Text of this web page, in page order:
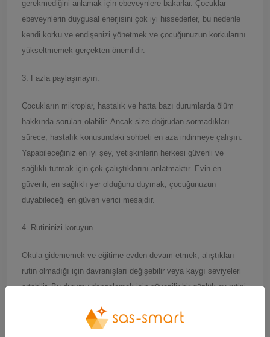
gerekmediğini anlamak için ebeveynlere bakarlar. Çocuklar
ebeveynlerin duygusal enerjisini çok iyi hissederler, bu nedenle
kendi korku ve endişenizi yönetmek ve çocuğunuzun korkularını
yükseltmemek gerçekten önemlidir.
3. Fazla paylaşmayın.
Çocukların mikroplar, hastalık ve hatta bazı durumlarda ölüm
hakkında soruları olabilir. Ancak size doğrudan sormadıkları
sürece, hastalık konusundaki sohbeti en aza indirmeye çalışın.
Yapabileceğiniz en iyi şey, yetişkinlerin herkesi güvenli ve
sağlıklı tutmak için çok çalıştıklarını anlatmaktır. Evin en
güvenli, en sağlıklı yer olduğunu duymak, çocuğunuzun
duyabileceği en güven verici mesajdır.
4. Rutininizi koruyun.
Okula gidememek ve eğitime evden devam etmek, alıştıkları
rutin olmadığı için davranışları değişebilir veya kaygı seviyeleri
artabilir. Bu durumu dengelemek için güvenilir bir günlük ev rutini
zaman rutinleri oluşturun; birlikte düzenli yemekler yiyin ve